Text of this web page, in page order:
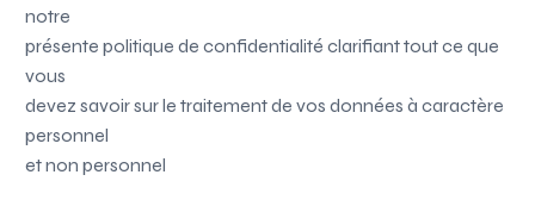
notre
présente politique de confidentialité clarifiant tout ce que
vous
devez savoir sur le traitement de vos données à caractère
personnel
et non personnel